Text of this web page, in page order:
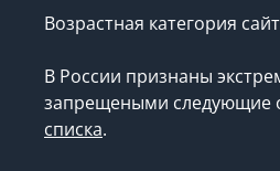
Возрастная категория
В России признаны
запрещеными следующие
списка.